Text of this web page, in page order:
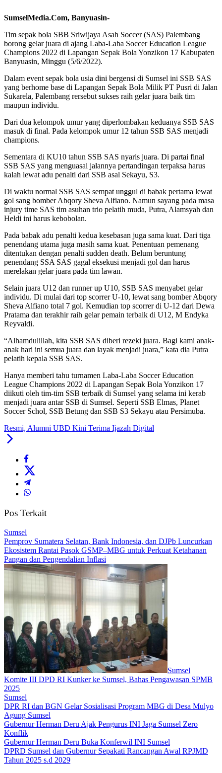
SumselMedia.Com, Banyuasin-
Tim sepak bola SBB Sriwijaya Asah Soccer (SAS) Palembang
borong gelar juara di ajang Laba-Laba Soccer Education League
Champions 2022 di Lapangan Sepak Bola Yonzikon 17 Kabupaten
Banyuasin, Minggu (5/6/2022).
Dalam event sepak bola usia dini bergensi di Sumsel ini SSB SAS
yang berhome base di Lapangan Sepak Bola Milik PT Pusri di Jalan
Sukarela, Palembang rersebut sukses raih gelar juara baik tim
maupun individu.
Dari dua kelompok umur yang diperlombakan keduanya SSB SAS
masuk di final. Pada kelompok umur 12 tahun SSB SAS menjadi
champions.
Sementara di KU10 tahun SSB SAS nyaris juara. Di partai final
SSB SAS yang menguasai jalannya pertandingan terpaksa harus
kalah lewat adu penalti dari SSB asal Sekayu, S3.
Di waktu normal SSB SAS sempat unggul di babak pertama lewat
gol sang bomber Abqory Sheva Alfiano. Namun sayang pada masa
injury time SAS tim asuhan trio pelatih muda, Putra, Alamsyah dan
Heldi ini harus kebobolan.
Pada babak adu penalti kedua kesebasan juga sama kuat. Dari tiga
penendang utama juga masih sama kuat. Penentuan pemenang
ditentukan dengan penalti sudden death. Belum beruntung
penendang SSA SAS gagal eksekusi menjadi gol dan harus
merelakan gelar juara pada tim lawan.
Selain juara U12 dan runner up U10, SSB SAS menyabet gelar
individu. Di mulai dari top scorrer U-10, lewat sang bomber Abqory
Sheva Alfiano total 7 gol. Kemudian top scorrer di U-12 dari Dewa
Pratama dan terakhir raih gelar pemain terbaik di U12, M Endyka
Reyvaldi.
“Alhamdulillah, kita SSB SAS diberi rezeki juara. Bagi kami anak-
anak hari ini semua juara dan layak menjadi juara,” kata dia Putra
pelatih kepala SSB SAS.
Hanya memberi tahu turnamen Laba-Laba Soccer Education
League Champions 2022 di Lapangan Sepak Bola Yonzikon 17
diikuti oleh tim-tim SSB terbaik di Sumsel yang selama ini kerab
menjadi juara antar SSB di Sumsel. Seperti SSB Elmas, Planet
Soccer Schol, SSB Betung dan SSB S3 Sekayu atau Persimuba.
Resmi, Alumni UBD Kini Terima Ijazah Digital
Pos Terkait
Sumsel
Pemprov Sumatera Selatan, Bank Indonesia, dan DJPb Luncurkan
Ekosistem Rantai Pasok GSMP–MBG untuk Perkuat Ketahanan
Pangan dan Pengendalian Inflasi
Sumsel
Komite III DPD RI Kunker ke Sumsel, Bahas Pengawasan SPMB
2025
Sumsel
DPR RI dan BGN Gelar Sosialisasi Program MBG di Desa Mulyo
Agung Sumsel
Gubernur Herman Deru Ajak Pengurus INI Jaga Sumsel Zero
Konflik
Gubernur Herman Deru Buka Konferwil INI Sumsel
DPRD Sumsel dan Gubernur Sepakati Rancangan Awal RPJMD
Tahun 2025 s.d 2029